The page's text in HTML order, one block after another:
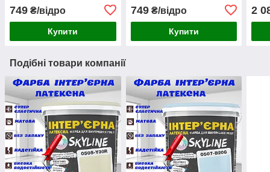
Skyline Припилена
лаванда 3 л
749 ₴/відро
Купити
Skyline Вершкова 3 л
749₴/відро
Купити
2
Подібні товари компанії